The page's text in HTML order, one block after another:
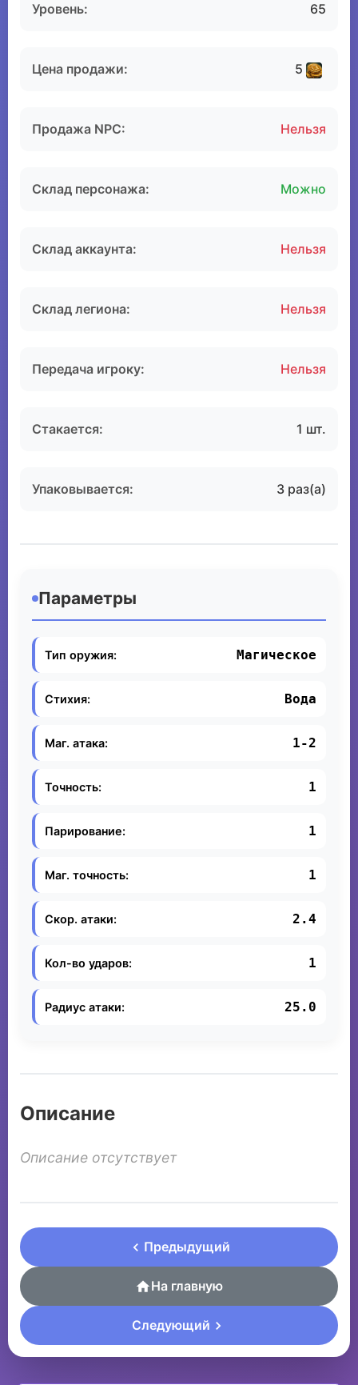
Уровень: 65
Цена продажи: 5
Продажа NPC: Нельзя
Склад персонажа: Можно
Склад аккаунта: Нельзя
Склад легиона: Нельзя
Передача игроку: Нельзя
Стакается: 1 шт.
Упаковывается: 3 раз(а)
Параметры
Тип оружия: Магическое
Стихия: Вода
Маг. атака: 1-2
Точность: 1
Парирование: 1
Маг. точность: 1
Скор. атаки: 2.4
Кол-во ударов: 1
Радиус атаки: 25.0
Описание
Описание отсутствует
Предыдущий
На главную
Следующий